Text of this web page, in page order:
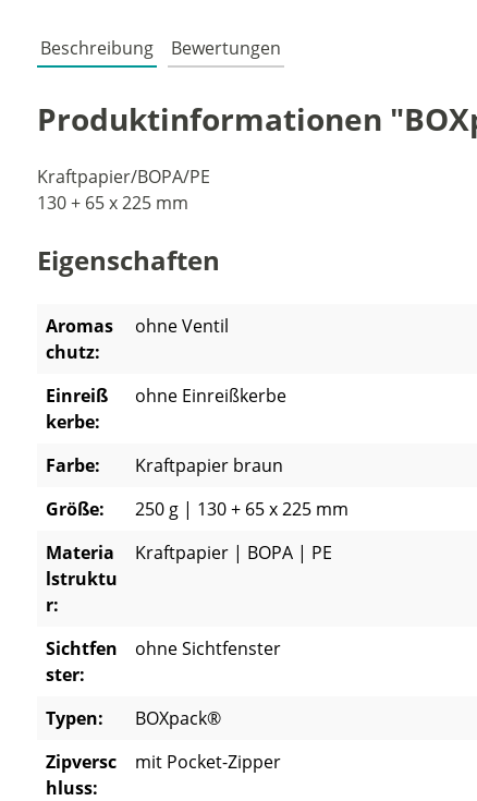
Beschreibung Bewertungen
Produktinformationen
Kraftpapier/BOPA/PE
130 + 65 x 225 mm
Eigenschaften
Aromas
chutz:
ohne Ventil
Einreiß
kerbe:
ohne Einreißkerbe
Farbe:
Kraftpapier braun
Größe:
250 g | 130 + 65 x 225 mm
Materia
lstruktu
r:
Kraftpapier | BOPA | PE
Sichtfen
ster:
ohne Sichtfenster
Typen:
BOXpack®
Zipversc
hluss:
mit Pocket-Zipper